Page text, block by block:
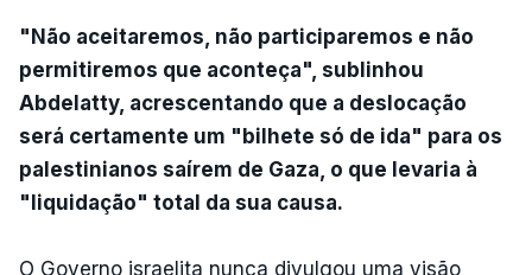
"Não aceitaremos, não participaremos e não
permitiremos que aconteça", sublinhou
Abdelatty, acrescentando que a deslocação
será certamente um "bilhete só de ida" para os
palestinianos saírem de Gaza, o que levaria à
"liquidação" total da sua causa.
O Governo israelita nunca divulgou uma visão